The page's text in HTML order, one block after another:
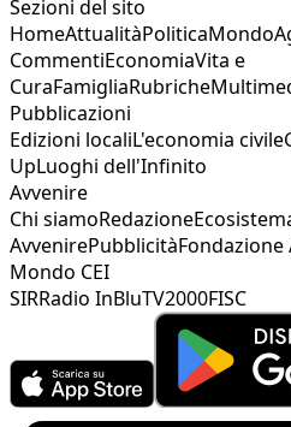
Sezioni del sito
HomeAttualitàPoliticaMondo
CommentiEconomiaVita e
CuraFamigliaRubriche
Pubblicazioni
Edizioni localiL'economia civile
UpLuoghi dell'Infinito
Avvenire
Chi siamoRedazione
AvvenirePubblicitàFondazione
Mondo CEI
SIRRadio InBluTV2000FISC